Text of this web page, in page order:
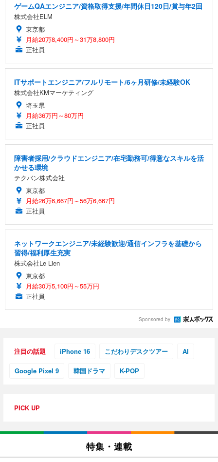
ゲームQAエンジニア/資格取得支援/年間休日120日/賞与年2回
株式会社ELM
東京都
月給20万8,400円～31万8,800円
正社員
ITサポートエンジニア/フルリモート/6ヶ月研修/未経験OK
株式会社KMマーケティング
埼玉県
月給36万円～80万円
正社員
障害者採用/クラウドエンジニア/在宅勤務可/得意なスキルを活
かせる環境
テクバン株式会社
東京都
月給26万6,667円～56万6,667円
正社員
ネットワークエンジニア/未経験歓迎/通信インフラを基礎から
習得/福利厚生充実
株式会社Le Lien
東京都
月給30万5,100円～55万円
正社員
Sponsored by
注目の話題 iPhone 16 こだわりデスクツアー AI
Google Pixel 9 韓国ドラマ K-POP
PICK UP
特集・連載